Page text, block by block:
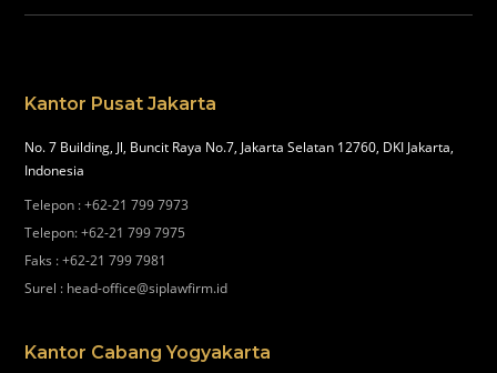
Kantor Pusat Jakarta
No. 7 Building, Jl, Buncit Raya No.7, Jakarta Selatan 12760, DKI Jakarta,
Indonesia
Telepon :+62-21 799 7973
Telepon:+62-21 799 7975
Faks :+62-21 799 7981
Surel : head-office@siplawfirm.id
Kantor Cabang Yogyakarta